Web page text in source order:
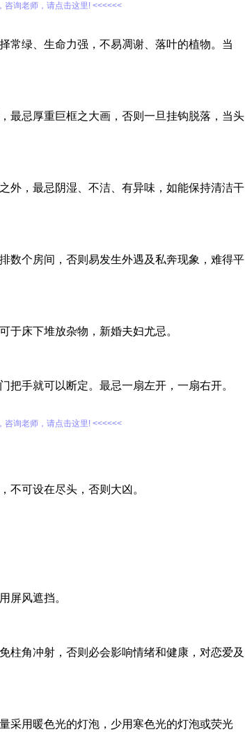
咨询老师，请点击这里! <<<<<<
常绿、生命力强，不易凋谢、落叶的植物。当
最忌厚重巨框之大画，否则一旦挂钩脱落，当头
外，最忌阴湿、不洁、有异味，如能保持清洁干
数个房间，否则易发生外遇及私奔现象，难得平
于床下堆放杂物，新婚夫妇尤忌。
把手就可以断定。最忌一扇左开，一扇右开。
咨询老师，请点击这里! <<<<<<
不可设在尽头，否则大凶。
屏风遮挡。
柱角冲射，否则必会影响情绪和健康，对恋爱及
采用暖色光的灯泡，少用寒色光的灯泡或荧光